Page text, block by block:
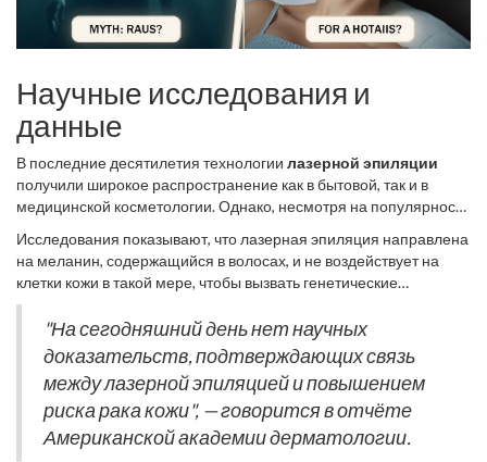
Научные исследования и
данные
В последние десятилетия технологии лазерной эпиляции
получили широкое распространение как в бытовой, так и в
медицинской косметологии. Однако, несмотря на популярность
безопасности, особенно в контексте риска развитиярака кожи.
Существует множество научных исследований, которые
помогли развенчать мифы и дали четкие ответы на ключевые
Исследования показывают, что лазерная эпиляция направлена
на меланин, содержащийся в волосах, и не воздействует на
клетки кожи в такой мере, чтобы вызвать генетические
изменения или мутации, которые приводят к раку. Обзор
исследований, опубликованный в журнале 'Dermatologic
Surgery', свидетельствует о том, что применение лазеров в
эпиляции не повышает риск развития меланомы или других
форм рака кожи.
"На сегодняшний день нет научных
доказательств, подтверждающих связь
между лазерной эпиляцией и повышением
риска рака кожи", — говорится в отчёте
Американской академии дерматологии.